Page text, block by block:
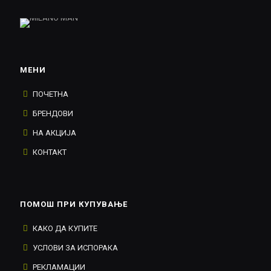
МЕНИ
ПОЧЕТНА
БРЕНДОВИ
НА АКЦИЈА
КОНТАКТ
ПОМОШ ПРИ КУПУВАЊЕ
КАКО ДА КУПИТЕ
УСЛОВИ ЗА ИСПОРАКА
РЕКЛАМАЦИИ